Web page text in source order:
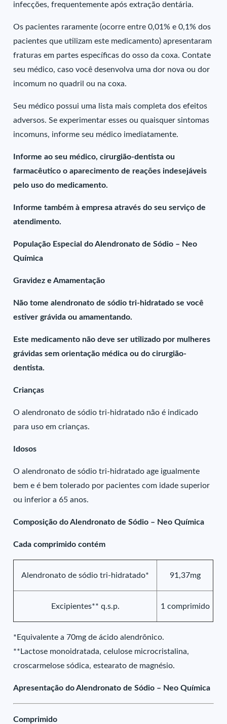
infecções, frequentemente após extração dentária.
Os pacientes raramente (ocorre entre 0,01% e 0,1% dos
pacientes que utilizam este medicamento) apresentaram
fraturas em partes específicas do osso da coxa. Contate
seu médico, caso você desenvolva uma dor nova ou dor
incomum no quadril ou na coxa.
Seu médico possui uma lista mais completa dos efeitos
adversos. Se experimentar esses ou quaisquer sintomas
incomuns, informe seu médico imediatamente.
Informe ao seu médico, cirurgião-dentista ou
farmacêutico o aparecimento de reações indesejáveis
pelo uso do medicamento.
Informe também à empresa através do seu serviço de
atendimento.
População Especial do Alendronato de Sódio – Neo
Química
Gravidez e Amamentação
Não tome alendronato de sódio tri-hidratado se você
estiver grávida ou amamentando.
Este medicamento não deve ser utilizado por mulheres
grávidas sem orientação médica ou do cirurgião-
dentista.
Crianças
O alendronato de sódio tri-hidratado não é indicado
para uso em crianças.
Idosos
O alendronato de sódio tri-hidratado age igualmente
bem e é bem tolerado por pacientes com idade superior
ou inferior a 65 anos.
Composição do Alendronato de Sódio – Neo Química
Cada comprimido contém
Alendronato de sódio tri-hidratado* 91,37mg
Excipientes** q.s.p. 1 comprimido
*Equivalente a 70mg de ácido alendrônico.
**Lactose monoidratada, celulose microcristalina,
croscarmelose sódica, estearato de magnésio.
Apresentação do Alendronato de Sódio – Neo Química
Comprimido